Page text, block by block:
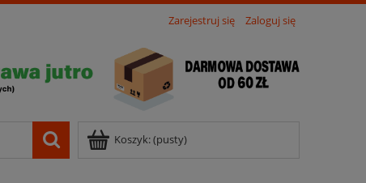
Zarejestruj się Zaloguj się
Koszyk:(pusty)